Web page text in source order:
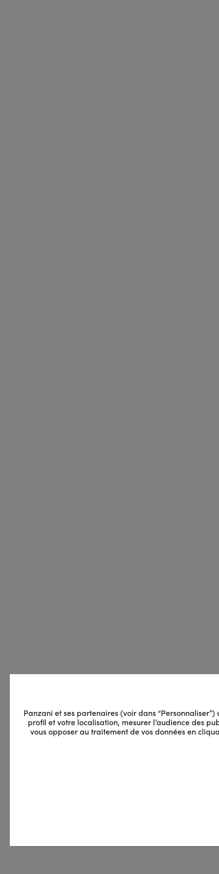
Panzani et ses partenaires (voir dans
profil et votre localisation, mesurer l’audience des
vous opposer au traitement de vos données en